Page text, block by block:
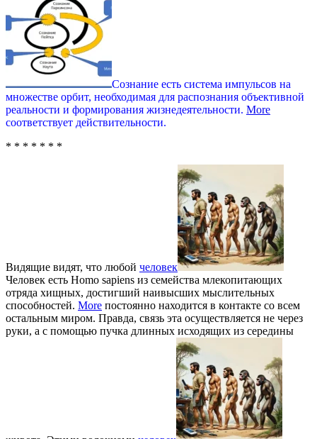
Сознание есть система импульсов на
множестве орбит, необходимая для распознания объективной
реальности и формирования жизнедеятельности. More
соответствует действительности.
* * * * * * *
Видящие видят, что любой человек
Человек есть Homo sapiens из семейства млекопитающих
отряда хищных, достигший наивысших мыслительных
способностей. More постоянно находится в контакте со всем
остальным миром. Правда, связь эта осуществляется не через
руки, а с помощью пучка длинных исходящих из середины